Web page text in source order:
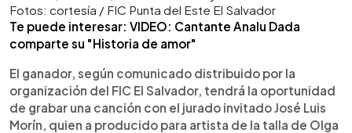
Fotos: cortesía / FIC Punta del Este El Salvador
Te puede interesar: VIDEO: Cantante Analu Dada
comparte su "Historia de amor"
El ganador, según comunicado distribuido por la
organización del FIC El Salvador, tendrá la oportunidad
de grabar una canción con el jurado invitado José Luis
Morín, quien a producido para artista de la talla de Olga